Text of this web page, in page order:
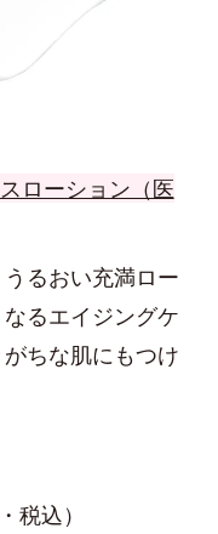
ローション（医
るおい充満ロー
るエイジングケ
ちな肌にもつけ
税込）